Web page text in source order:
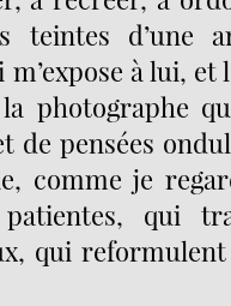
teintes d’une
à lui, et
photographe
de pensées
comme je
qui
qui